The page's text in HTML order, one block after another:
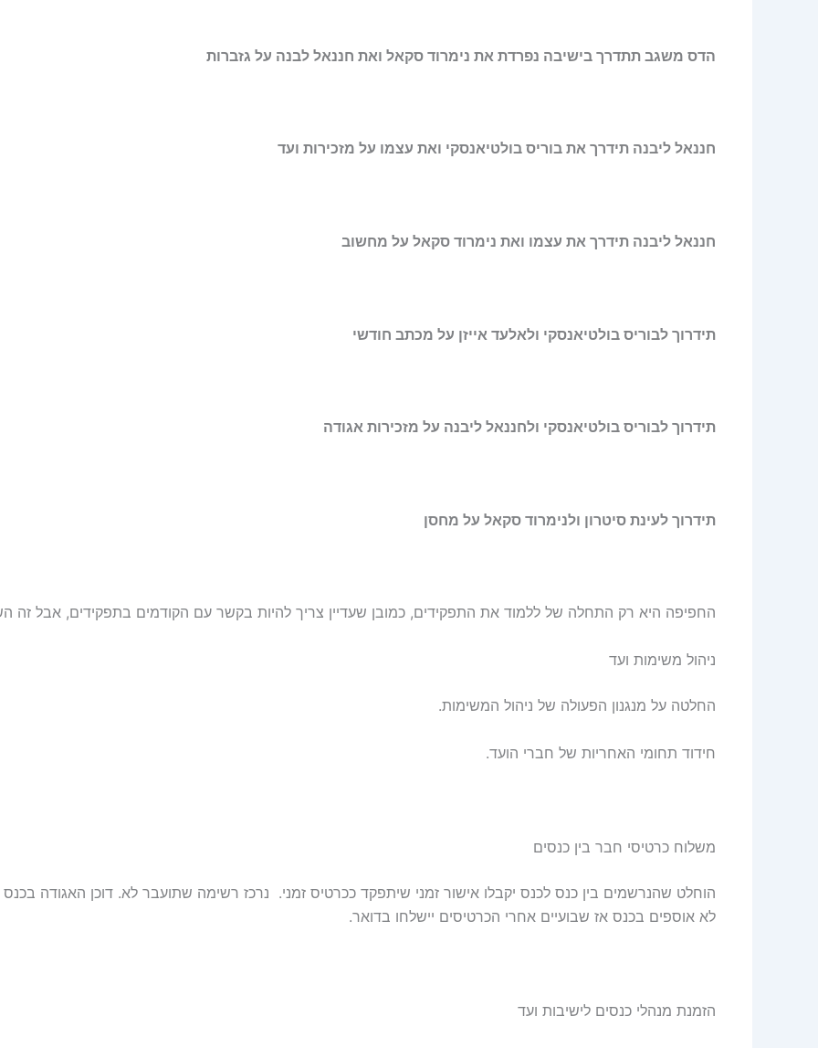
הדס משגב תתדרך בישיבה נפרדת את נימרוד סקאל ואת חננאל לבנה על גזברות
חננאל ליבנה תידרך את בוריס בולטיאנסקי ואת עצמו על מזכירות ועד
חננאל ליבנה תידרך את עצמו ואת נימרוד סקאל על מחשוב
תידרוך לבוריס בולטיאנסקי ולאלעד אייזן על מכתב חודשי
תידרוך לבוריס בולטיאנסקי ולחננאל ליבנה על מזכירות אגודה
תידרוך לעינת סיטרון ולנימרוד סקאל על מחסן
החפיפה היא רק התחלה של ללמוד את התפקידים, כמובן שעדיין צריך להיות בקשר עם הקודמים בתפקידים, אבל זה
ניהול משימות ועד
החלטה על מנגנון הפעולה של ניהול המשימות.
חידוד תחומי האחריות של חברי הועד.
משלוח כרטיסי חבר בין כנסים
הוחלט שהנרשמים בין כנס לכנס יקבלו אישור זמני שיתפקד ככרטיס זמני. נרכז רשימה שתועבר לא. דוכן האגודה
לא אוספים בכנס אז שבועיים אחרי הכרטיסים יישלחו בדואר.
הזמנת מנהלי כנסים לישיבות ועד